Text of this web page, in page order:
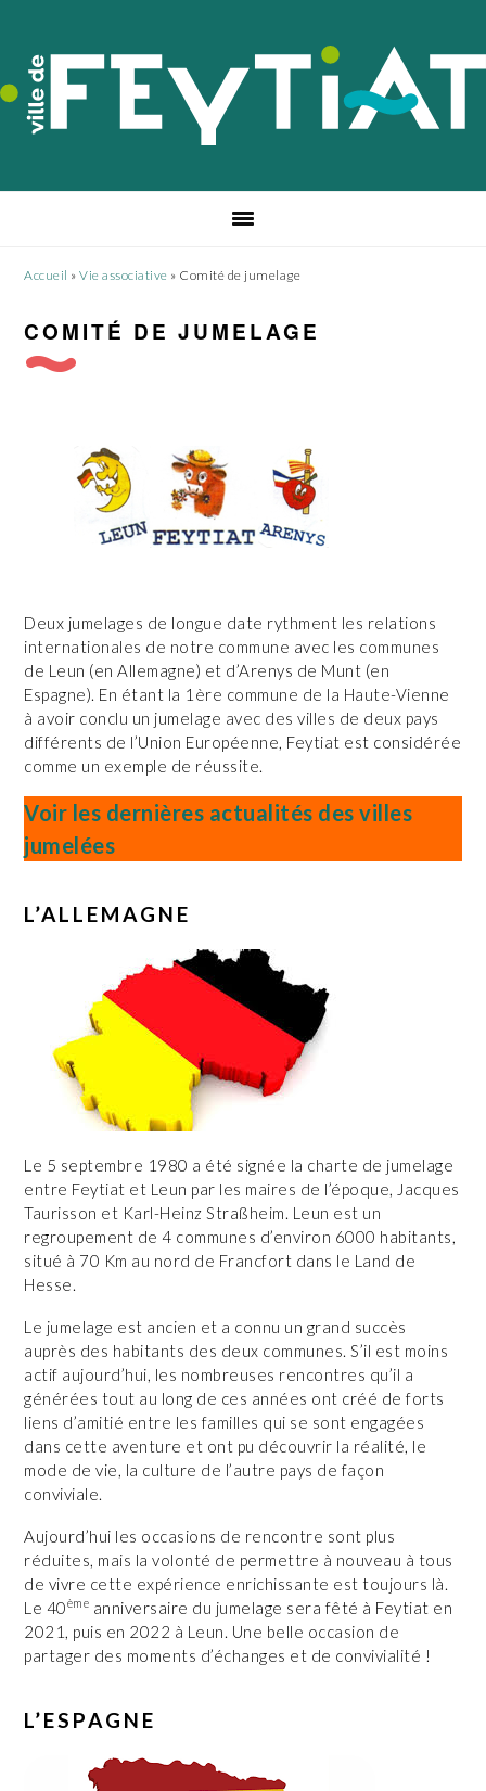
navigation
principale
contenu
principal
pied
de
page
Accueil »Vie associative » Comité de jumelage
COMITÉ DE JUMELAGE
Deux jumelages de longue date rythment les relations
internationales de notre commune avec les communes
de Leun (en Allemagne) et d’Arenys de Munt (en
Espagne). En étant la 1ère commune de la Haute-Vienne
à avoir conclu un jumelage avec des villes de deux pays
différents de l’Union Européenne, Feytiat est considérée
comme un exemple de réussite.
Voir les dernières actualités des villes
jumelées
L’ALLEMAGNE
Le 5 septembre 1980 a été signée la charte de jumelage
entre Feytiat et Leun par les maires de l’époque, Jacques
Taurisson et Karl-Heinz Straßheim. Leun est un
regroupement de 4 communes d’environ 6000 habitants,
situé à 70 Km au nord de Francfort dans le Land de
Hesse.
Le jumelage est ancien et a connu un grand succès
auprès des habitants des deux communes. S’il est moins
actif aujourd’hui, les nombreuses rencontres qu’il a
générées tout au long de ces années ont créé de forts
liens d’amitié entre les familles qui se sont engagées
dans cette aventure et ont pu découvrir la réalité, le
mode de vie, la culture de l’autre pays de façon
conviviale.
Aujourd’hui les occasions de rencontre sont plus
réduites, mais la volonté de permettre à nouveau à tous
de vivre cette expérience enrichissante est toujours là.
Le 40ème anniversaire du jumelage sera fêté à Feytiat en
2021, puis en 2022 à Leun. Une belle occasion de
partager des moments d’échanges et de convivialité !
L’ESPAGNE